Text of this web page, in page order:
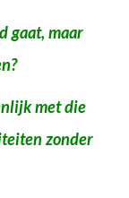
gaat, maar
met die
zonder